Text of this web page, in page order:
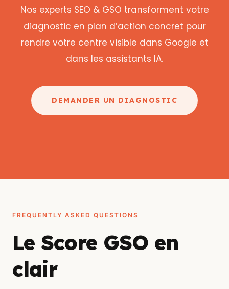
Nos experts SEO & GSO transforment votre
diagnostic en plan d’action concret pour
rendre votre centre visible dans Google et
dans les assistants IA.
DEMANDER UN DIAGNOSTIC
FREQUENTLY ASKED QUESTIONS
Le Score GSO en
clair